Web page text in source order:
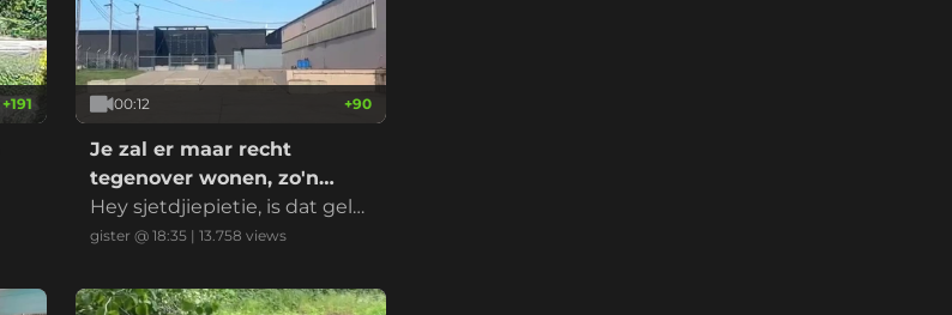
+191 00:12 +90
Je zal er maar recht
tegenover wonen, zo'n
datacenter
Hey sjetdjiepietie, is dat gelui
d normaal?
gister @ 18:35 |13.758 views